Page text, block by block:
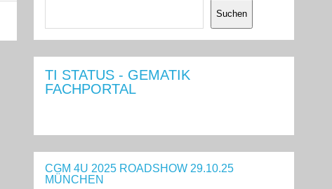
Suchen
TI STATUS - GEMATIK
FACHPORTAL
CGM 4U 2025 ROADSHOW 29.10.25
MÜNCHEN